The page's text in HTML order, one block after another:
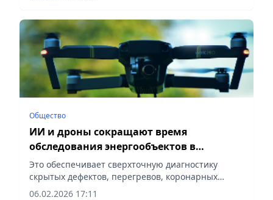
Общество
ИИ и дроны сокращают время
обследования энергообъектов в
Казахстане
Это обеспечивает сверхточную диагностику
скрытых дефектов, перегревов, коронарных
разрядов, сообщает Vecher.kz.
06.02.2026 17:11